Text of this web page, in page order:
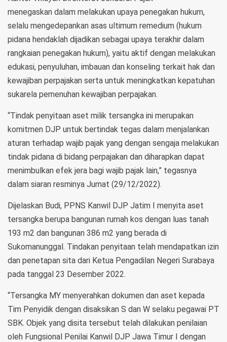
menegaskan dalam melakukan upaya penegakan hukum,
selalu mengedepankan asas ultimum remedium (hukum
pidana hendaklah dijadikan sebagai upaya terakhir dalam
rangkaian penegakan hukum), yaitu aktif dengan melakukan
edukasi, penyuluhan, imbauan dan konseling terkait hak dan
kewajiban perpajakan serta untuk meningkatkan kepatuhan
sukarela pemenuhan kewajiban perpajakan.
“Tindak penyitaan aset milik tersangka ini merupakan
komitmen DJP untuk bertindak tegas dalam menjalankan
aturan terhadap wajib pajak yang dengan sengaja melakukan
tindak pidana di bidang perpajakan dan diharapkan dapat
menimbulkan efek jera bagi wajib pajak lain,” tegasnya
dalam siaran resminya Jumat (29/12/2022).
Dijelaskan Budi, PPNS Kanwil DJP Jatim I menyita aset
tersangka berupa bangunan rumah kos dengan luas tanah
193 m2 dan bangunan 386 m2 yang berada di
Sukomanunggal. Tindakan penyitaan telah mendapatkan izin
dan penetapan sita dari Ketua Pengadilan Negeri Surabaya
pada tanggal 23 Desember 2022.
“Tersangka MY menyerahkan dokumen dan aset kepada
Tim Penyidik dengan disaksikan S dan W selaku pegawai PT
SBK. Objek yang disita tersebut telah dilakukan penilaian
oleh Fungsional Penilai Kanwil DJP Jawa Timur I dengan